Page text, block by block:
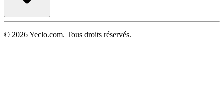
© 2026 Yeclo.com. Tous droits réservés.